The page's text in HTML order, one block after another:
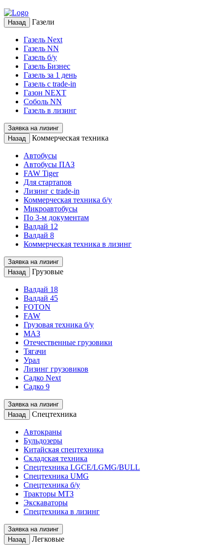
Назад Газели
Газель Next
Газель NN
Газель б/у
Газель Бизнес
Газель за 1 день
Газель с trade-in
Газон NEXT
Соболь NN
Газель в лизинг
Заявка на лизинг
Назад
Коммерческая техника
Автобусы
Автобусы ПАЗ
FAW Tiger
Для стартапов
Лизинг с trade-in
Коммерческая техника б/у
Микроавтобусы
По 3-м документам
Валдай 12
Валдай 8
Коммерческая техника в лизинг
Заявка на лизинг
Назад
Грузовые
Валдай 18
Валдай 45
FOTON
FAW
Грузовая техника б/у
МАЗ
Отечественные грузовики
Тягачи
Урал
Лизинг грузовиков
Садко Next
Садко 9
Заявка на лизинг
Назад
Спецтехника
Автокраны
Бульдозеры
Китайская спецтехника
Складская техника
Спецтехника LGCE/LGMG/BULL
Спецтехника UMG
Спецтехника б/у
Тракторы МТЗ
Экскаваторы
Спецтехника в лизинг
Заявка на лизинг
Назад
Легковые